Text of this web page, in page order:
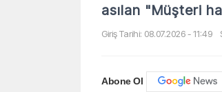
asılan "Müşteri
Giriş Tarihi: 08.07.2026 - 11:49
Abone Ol